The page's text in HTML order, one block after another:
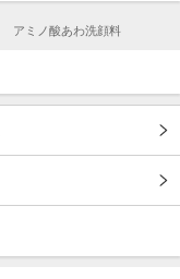
アミノ酸あわ洗顔料